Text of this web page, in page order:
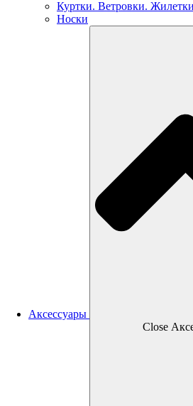
Куртки. Ветровки. Жилетки
Носки
Аксессуары
Close